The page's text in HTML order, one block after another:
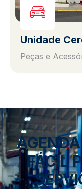
Unidade
Peças e
FÁCIL